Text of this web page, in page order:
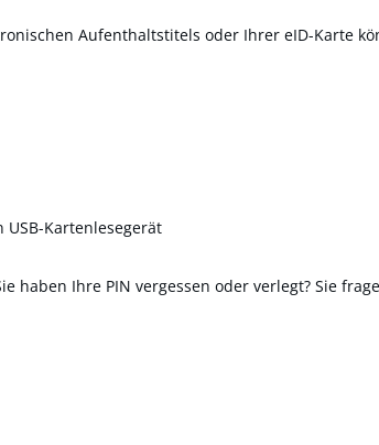
Aufenthaltstitels oder Ihrer eID-Karte
Kartenlesegerät
haben Ihre PIN vergessen oder verlegt? Sie